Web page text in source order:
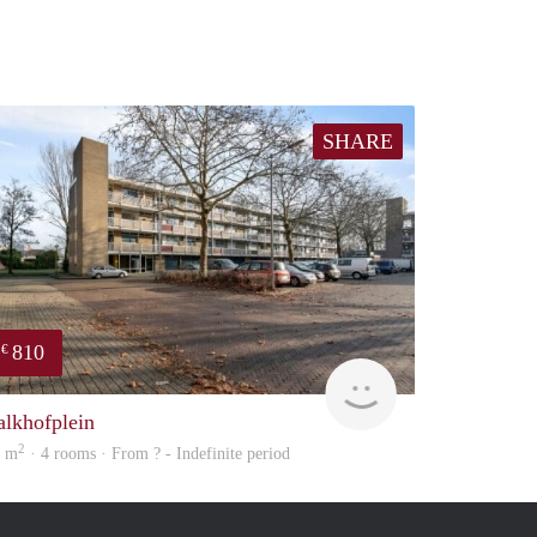
SHARE
€ 810
finder
m2 · 4 rooms · From ? - Indefinite period